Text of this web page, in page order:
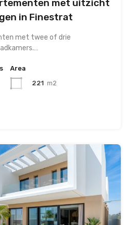
met uitzicht
in Finestrat
met twee of drie
Area
221 m2